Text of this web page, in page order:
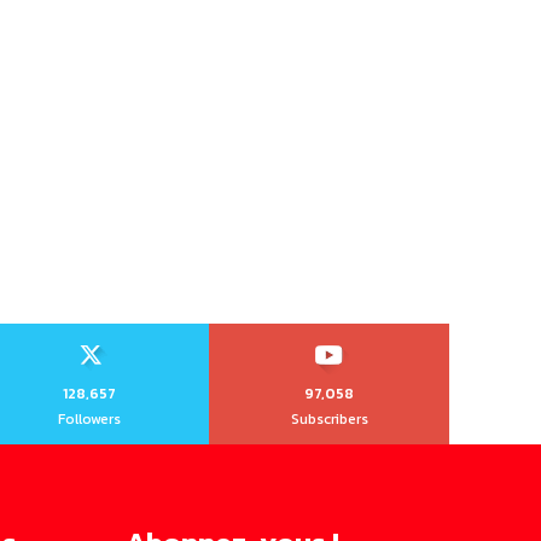
128,657
Followers
97,058
Subscribers